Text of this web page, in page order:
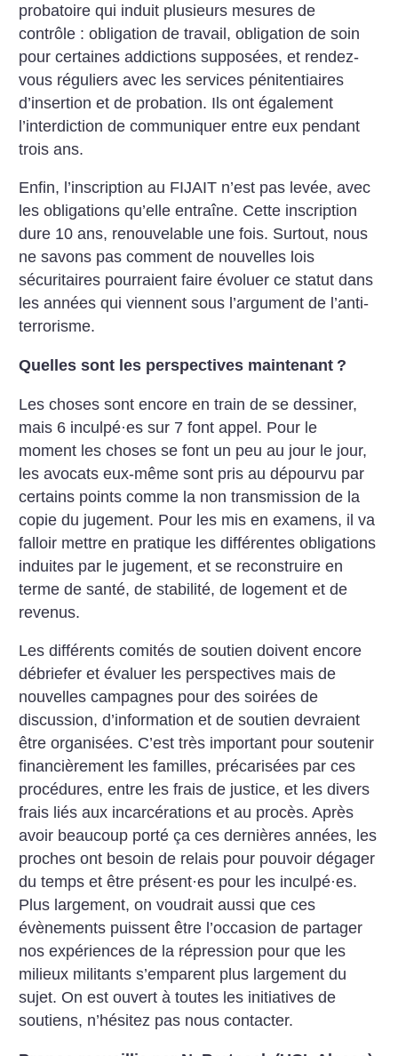
probatoire qui induit plusieurs mesures de
contrôle : obligation de travail, obligation de soin
pour certaines addictions supposées, et rendez-
vous réguliers avec les services pénitentiaires
d’insertion et de probation. Ils ont également
l’interdiction de communiquer entre eux pendant
trois ans.
Enfin, l’inscription au FIJAIT n’est pas levée, avec
les obligations qu’elle entraîne. Cette inscription
dure 10 ans, renouvelable une fois. Surtout, nous
ne savons pas comment de nouvelles lois
sécuritaires pourraient faire évoluer ce statut dans
les années qui viennent sous l’argument de l’anti-
terrorisme.
Quelles sont les perspectives maintenant ?
Les choses sont encore en train de se dessiner,
mais 6 inculpé·es sur 7 font appel. Pour le
moment les choses se font un peu au jour le jour,
les avocats eux-même sont pris au dépourvu par
certains points comme la non transmission de la
copie du jugement. Pour les mis en examens, il va
falloir mettre en pratique les différentes obligations
induites par le jugement, et se reconstruire en
terme de santé, de stabilité, de logement et de
revenus.
Les différents comités de soutien doivent encore
débriefer et évaluer les perspectives mais de
nouvelles campagnes pour des soirées de
discussion, d’information et de soutien devraient
être organisées. C’est très important pour soutenir
financièrement les familles, précarisées par ces
procédures, entre les frais de justice, et les divers
frais liés aux incarcérations et au procès. Après
avoir beaucoup porté ça ces dernières années, les
proches ont besoin de relais pour pouvoir dégager
du temps et être présent·es pour les inculpé·es.
Plus largement, on voudrait aussi que ces
évènements puissent être l’occasion de partager
nos expériences de la répression pour que les
milieux militants s’emparent plus largement du
sujet. On est ouvert à toutes les initiatives de
soutiens, n’hésitez pas nous contacter.